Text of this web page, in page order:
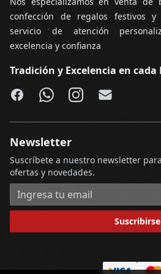
confección de regalos festivos
servicio de atención
excelencia y confianza
Tradición y Excelencia en cada
Facebook
WhatsApp
Instagram
Email
Newsletter
Suscríbete a nuestro newsletter
ofertas y novedades.
Dirección de correo electrónico
Suscribirse